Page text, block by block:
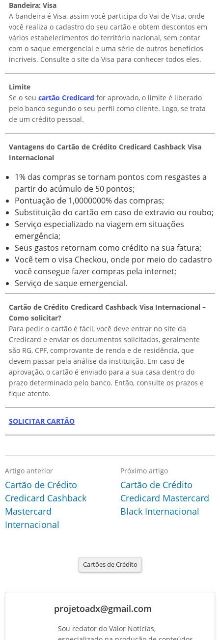
Bandeira: Visa
A bandeira é Visa, assim você participa do Vai de Visa, onde
você realiza o cadastro do seu cartão e obtem descontos em
vários estabelecimentos do território nacional, sem contar
com o saque emergencial e uma série de outros benefícios
incriveis. Consulte o site da Visa para conhecer todos eles.
Limite
Se o seu cartão Credicard for aprovado, o limite é liberado
pelo banco segundo o seu perfil como cliente. Logo, se trata
de um crédito pessoal.
Vantagens do Cartão de Crédito Credicard Cashback Visa
Internacional
1% das compras se tornam pontos com resgastes a
partir do acúmulo de 50 pontos;
Pontuação de 1,0000000% das compras;
Substituição do cartão em caso de extravio ou roubo;
Serviço especializado na viagem em situações
emergência;
Seus gastos retornam como crédito na sua fatura;
Você tem o visa Checkou, onde por meio do cadastro
você consegue fazer compras pela internet;
Serviço de saque emergencial.
Cartão de Crédito Credicard Cashback Visa Internacional –
Como solicitar?
Para pedir o cartão é fácil, você deve entrar no site da
Credicard e enviar os documentos solicitados, geralmente
são RG, CPF, comprovante de renda e de residência, que
devem passar pela análise da instituição. Em caso de
aprovação, o cartão é enviado para a sua casa dentro do
prazo determinado pelo banco. Então, consulte os prazos e
fique atento.
SOLICITAR CARTÃO
Artigo anterior
Cartão de Crédito
Credicard Cashback
Mastercard
Internacional
Próximo artigo
Cartão de Crédito
Credicard Mastercard
Black Internacional
Cartões de Crédito
projetoadx@gmail.com
Sou redator do Valor Notícias,